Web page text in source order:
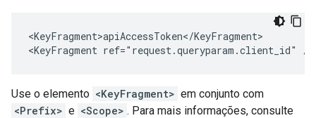
<KeyFragment>apiAccessToken</KeyFragment>
<KeyFragment ref="request.queryparam.client_id" />
Use o elemento <KeyFragment> em conjunto com
<Prefix> e <Scope> . Para mais informações, consulte